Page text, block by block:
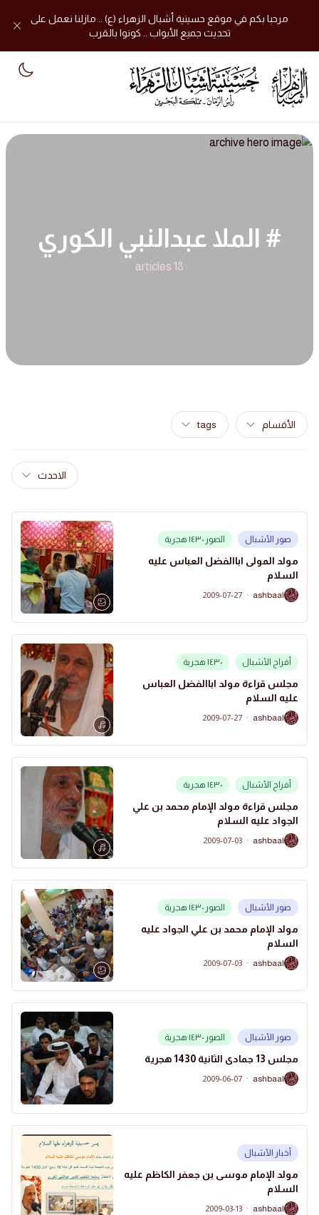
مرحبا بكم في موقع حسينية أشبال الزهراء (ع) .. مازلنا نعمل على
تحديث جميع الأبواب .. كونوا بالقرب
# الملا عبدالنبي الكوري
18 articles
الأقسام tags
الاحدث
صور الأشبال الصور ١٤٣٠ هجرية
مولد المولى اباالفضل العباس عليه
السلام
A
ashbaal
·
2009-07-27
أفراح الأشبال ١٤٣٠ هجرية
مجلس قراءة مولد اباالفضل العباس
عليه السلام
A
ashbaal
·
2009-07-27
أفراح الأشبال ١٤٣٠ هجرية
مجلس قراءة مولد الإمام محمد بن علي
الجواد عليه السلام
A
ashbaal
·
2009-07-03
صور الأشبال الصور ١٤٣٠ هجرية
مولد الإمام محمد بن علي الجواد عليه
السلام
A
ashbaal
·
2009-07-03
صور الأشبال الصور ١٤٣٠ هجرية
مجلس 13 جمادى الثانية 1430 هجرية
A
ashbaal
·
2009-06-07
أخبار الأشبال
مولد الإمام موسى بن جعفر الكاظم عليه
السلام
A
ashbaal
·
2009-03-13